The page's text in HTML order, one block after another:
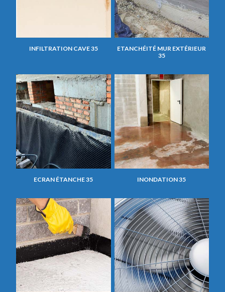
INFILTRATION CAVE 35
ETANCHÉITÉ MUR EXTÉRIEUR
35
ECRAN ÉTANCHE 35 INONDATION 35